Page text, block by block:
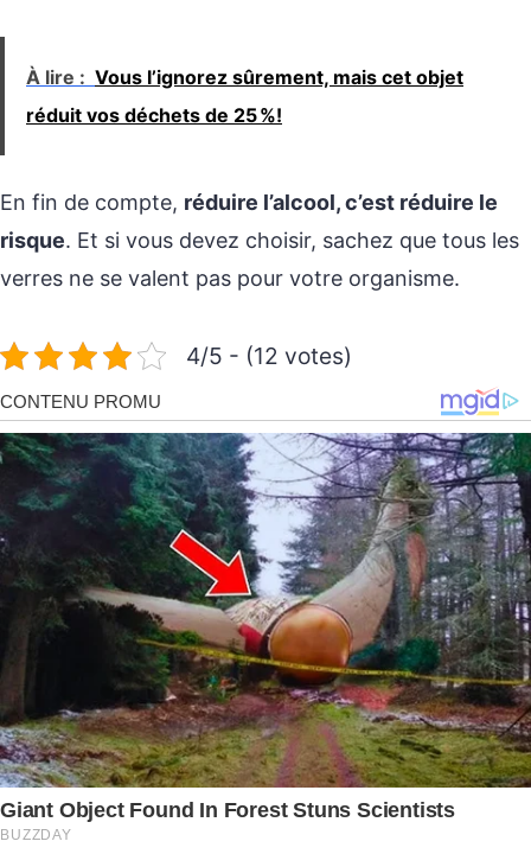
À lire : Vous l’ignorez sûrement, mais cet objet
réduit vos déchets de 25 %!
En fin de compte, réduire l’alcool, c’est réduire le
risque. Et si vous devez choisir, sachez que tous les
verres ne se valent pas pour votre organisme.
4/5 - (12 votes)